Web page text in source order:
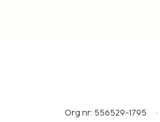
Org nr: 556529-1795